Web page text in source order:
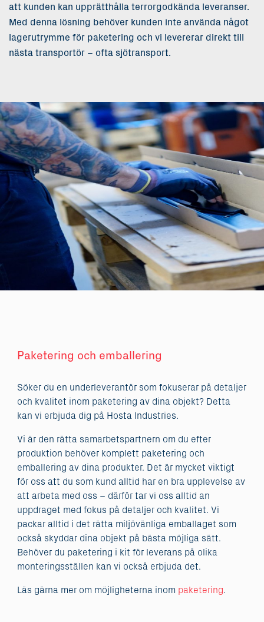
att kunden kan upprätthålla terrorgodkända leveranser.
Med denna lösning behöver kunden inte använda något
lagerutrymme för paketering och vi levererar direkt till
nästa transportör – ofta sjötransport.
Paketering och emballering
Söker du en underleverantör som fokuserar på detaljer
och kvalitet inom paketering av dina objekt? Detta
kan vi erbjuda dig på Hosta Industries.
Vi är den rätta samarbetspartnern om du efter
produktion behöver komplett paketering och
emballering av dina produkter. Det är mycket viktigt
för oss att du som kund alltid har en bra upplevelse av
att arbeta med oss – därför tar vi oss alltid an
uppdraget med fokus på detaljer och kvalitet. Vi
packar alltid i det rätta miljövänliga emballaget som
också skyddar dina objekt på bästa möjliga sätt.
Behöver du paketering i kit för leverans på olika
monteringsställen kan vi också erbjuda det.
Läs gärna mer om möjligheterna inom paketering.